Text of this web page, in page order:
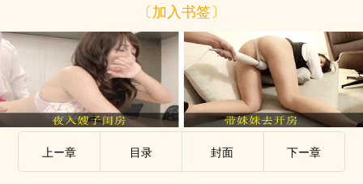
〔加入书签〕
上ー章 目录 封面 下ー章